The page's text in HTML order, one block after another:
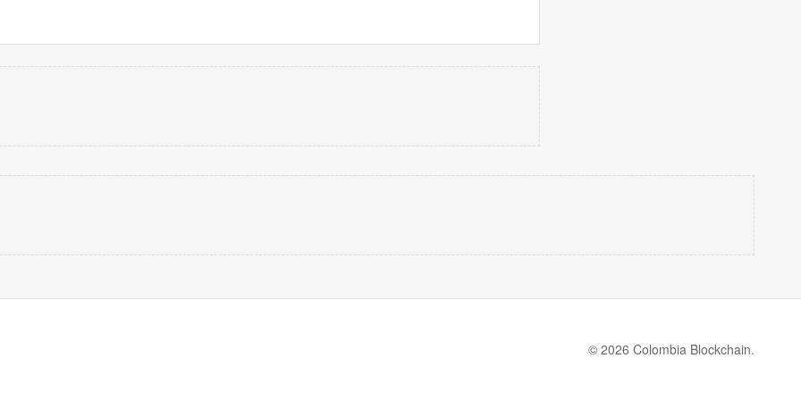
© 2026 Colombia Blockchain.